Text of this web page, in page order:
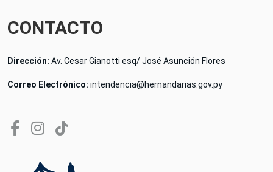
CONTACTO
Dirección: Av. Cesar Gianotti esq/ José Asunción Flores
Correo Electrónico: intendencia@hernandarias.gov.py